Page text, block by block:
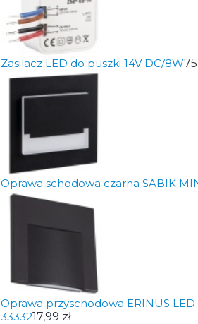
Zasilacz LED do puszki 14V DC/8W
Oprawa schodowa czarna SABIK
Oprawa przyschodowa ERINUS LED
3333217,99 zł